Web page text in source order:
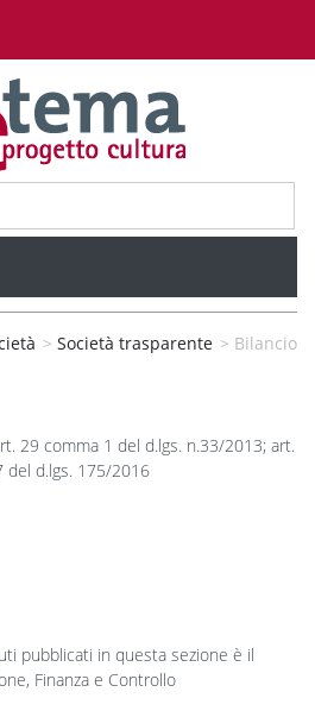
> Società trasparente > Bilancio
29 comma 1 del d.lgs. n.33/2013; art.
del d.lgs. 175/2016
pubblicati in questa sezione è il
Finanza e Controllo